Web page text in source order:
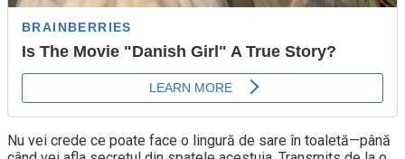
Nu vei crede ce poate face o lingură de sare în toaletă—până